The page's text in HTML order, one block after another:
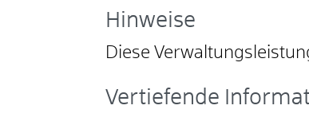
Hinweise
Diese
Vertiefende